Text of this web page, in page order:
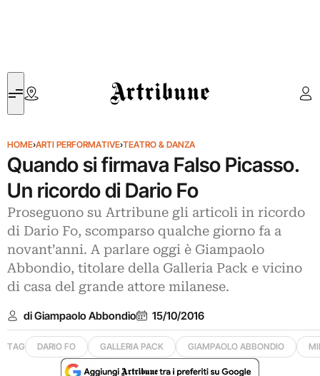
Artribune
HOME›ARTI PERFORMATIVE›TEATRO & DANZA
Quando si firmava Falso Picasso.
Un ricordo di Dario Fo
Proseguono su Artribune gli articoli in ricordo
di Dario Fo, scomparso qualche giorno fa a
novant’anni. A parlare oggi è Giampaolo
Abbondio, titolare della Galleria Pack e vicino
di casa del grande attore milanese.
di Giampaolo Abbondio 15/10/2016
TAG DARIO FO GALLERIA PACK GIAMPAOLO ABBONDIO